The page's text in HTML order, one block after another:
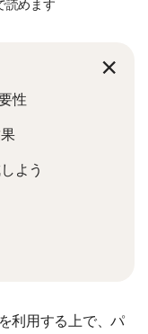
読めます
性
よう
利用する上で、パ